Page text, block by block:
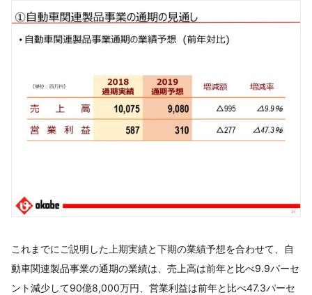
これまでにご説明した上期実績と下期の業績予想を合わせて、自
動車関連製品事業の通期の業績は、売上高は前年と比べ9.9パーセ
ント減少して90億8,000万円、営業利益は前年と比べ47.3パーセ